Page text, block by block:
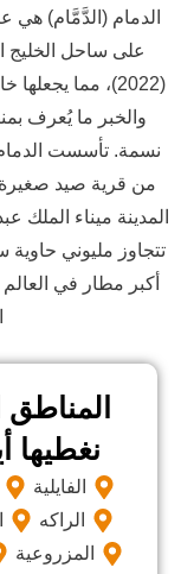
هي عاصمة
مما يجعلها خامس
صغيرة إلى مركز
الملك عبد العزيز،
حاوية سنويًا. وتُخدم
العالم من حيث
اقتصادي
التي
أيضًا
الخالدية
الشاطئ
النخيل